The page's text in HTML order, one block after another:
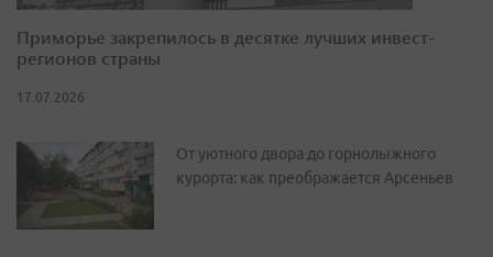
Приморье закрепилось в десятке лучших инвест-
регионов страны
17.07.2026
От уютного двора до горнолыжного
курорта: как преображается Арсеньев